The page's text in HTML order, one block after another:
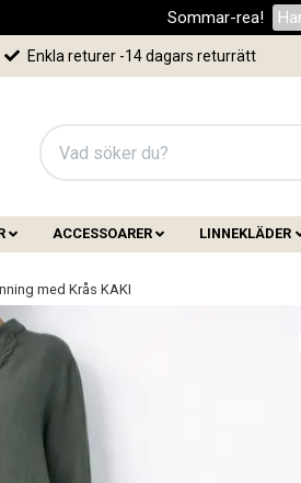
Sommar-rea!
Enkla returer -14 dagars returrätt
ACCESSOARER LINNEKLÄDER
med Krås KAKI